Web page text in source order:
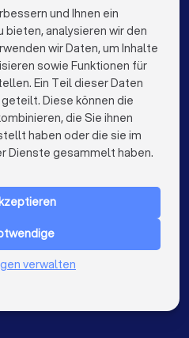
Architekten in Düsseldorf
Architekten in Essen
Architekten in Nürnberg
Architekten in Hannover
Architekten in Duisburg
Architekten in Bonn
Architekten in der Nähe
und Ihnen ein
analysieren wir den
wir Daten, um Inhalte
sowie Funktionen für
Ein Teil dieser Daten
Diese können die
die Sie ihnen
haben oder die sie im
Dienste gesammelt haben.
verwalten